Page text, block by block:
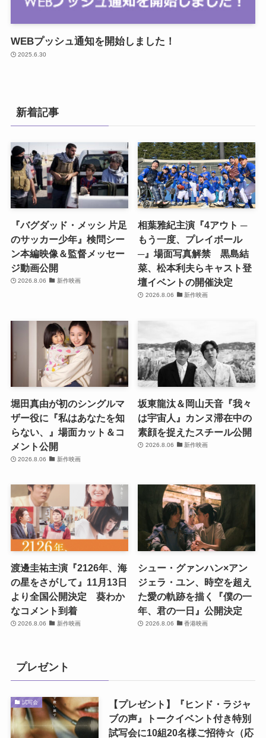
WEBプッシュ通知を開始しました！
2025.6.30
新着記事
『バグダッド・メッシ 片足
のサッカー少年』検問シー
ン本編映像＆監督メッセー
ジ動画公開
2026.8.06 新作映画
相葉雅紀主演『4アウト ─
もう一度、プレイボール
─』場面写真解禁 黒島結
菜、松本利夫らキャスト登
壇イベントの開催決定
2026.8.06 新作映画
堀田真由が初のシングルマ
ザー役に『私はあなたを知
らない、』場面カット＆コ
メント公開
2026.8.06 新作映画
坂東龍汰＆岡山天音『我々
は宇宙人』カンヌ滞在中の
素顔を捉えたスチール公開
2026.8.06 新作映画
渡邊圭祐主演『2126年、海
の星をさがして』11月13日
より全国公開決定 葵わか
なコメント到着
2026.8.06 新作映画
シュー・グァンハン×アン
ジェラ・ユン、時空を超え
た愛の軌跡を描く『僕の一
年、君の一日』公開決定
2026.8.06 香港映画
プレゼント
試写会
【プレゼント】『ヒンド・ラジャ
ブの声』トークイベント付き特別
試写会に10組20名様ご招待☆（応